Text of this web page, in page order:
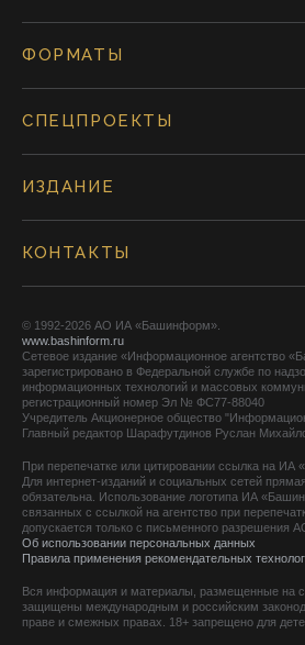
ФОРМАТЫ
СПЕЦПРОЕКТЫ
ИЗДАНИЕ
КОНТАКТЫ
© 1992-2026 АО ИА «Башинформ».
www.bashinform.ru
Сетевое издание «Информационное агентство
зарегистрировано в Федеральной службе по
информационных технологий и массовых
регистрационный номер Эл № ФС77-88040
Учредитель Акционерное общество
Главный редактор Шарафутдинов Руслан
При перепечатке или цитировании ссылка на ИА
Для интернет-изданий и социальных сетей
обязательна. Использование логотипа ИА
связанных с ссылкой на агентство при
допускается только с письменного
Об использовании персональных данных
Правила применения рекомендательных
Вся информация и материалы, размещенные на
защищены международным и российским
праве и смежных правах. 18+ запрещено для